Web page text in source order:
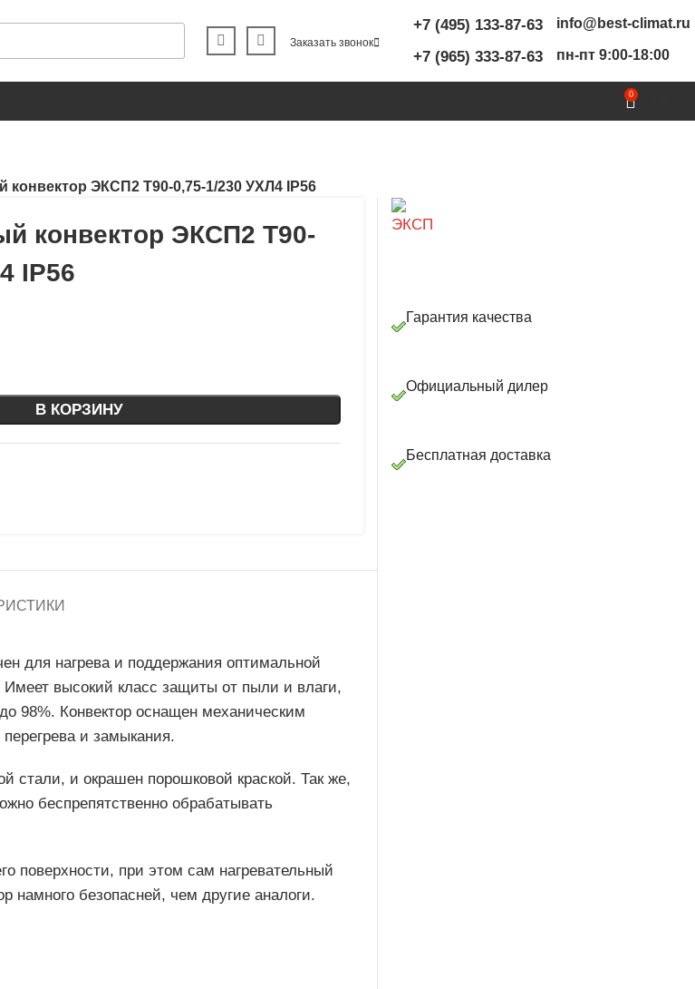
Заказать звонок
+7 (495) 133-87-63
+7 (965) 333-87-63
info@best-climat.ru
пн-пт 9:00-18:00
0
ЭКСП2 Т90-0,75-1/230 УХЛ4 IP56
конвектор ЭКСП2 Т90-
IP56
В КОРЗИНУ
для нагрева и поддержания оптимальной
высокий класс защиты от пыли и влаги,
98%. Конвектор оснащен механическим
и замыкания.
стали, и окрашен порошковой краской. Так же,
беспрепятственно обрабатывать
поверхности, при этом сам нагревательный
намного безопасней, чем другие аналоги.
Гарантия качества
Официальный дилер
Бесплатная доставка